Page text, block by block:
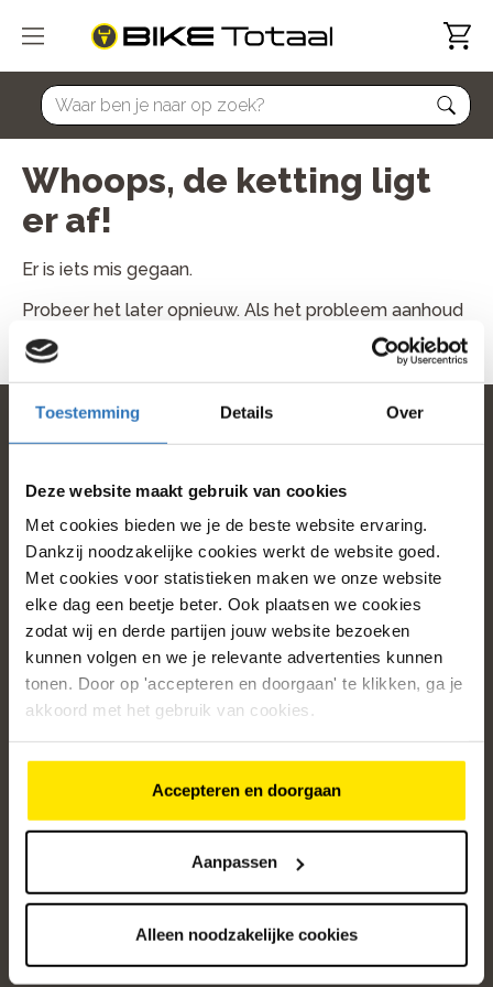
Toestemming Details Over
Deze website maakt gebruik van cookies
Met cookies bieden we je de beste website ervaring.
Dankzij noodzakelijke cookies werkt de website goed.
Met cookies voor statistieken maken we onze website
elke dag een beetje beter. Ook plaatsen we cookies
zodat wij en derde partijen jouw website bezoeken
kunnen volgen en we je relevante advertenties kunnen
tonen. Door op 'accepteren en doorgaan' te klikken, ga je
akkoord met het gebruik van cookies.
Accepteren en doorgaan
Aanpassen
Alleen noodzakelijke cookies
home
Whoops, de ketting ligt
er af!
Er is iets mis gegaan.
Probeer het later opnieuw. Als het probleem aanhoud
neem dan contact met ons op.
home
Populaire categorieën
Onze service
Klantenservice
Over ons
4.8 /5
Altijd op de hoogte van onze acties
Ontvang de beste aanbiedingen en persoonlijk advies.
Aanmelden